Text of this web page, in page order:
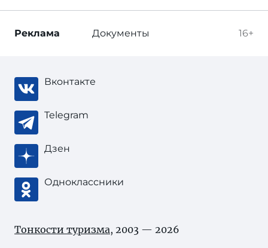
16+
Реклама Документы
Вконтакте
Telegram
Дзен
Одноклассники
Тонкости туризма, 2003 — 2026